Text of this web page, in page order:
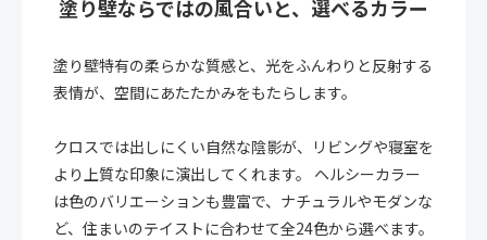
塗り壁ならではの風合いと、選べるカラー
塗り壁特有の柔らかな質感と、光をふんわりと反射する
表情が、空間にあたたかみをもたらします。
クロスでは出しにくい自然な陰影が、リビングや寝室を
より上質な印象に演出してくれます。 ヘルシーカラー
は色のバリエーションも豊富で、ナチュラルやモダンな
ど、住まいのテイストに合わせて全24色から選べます。